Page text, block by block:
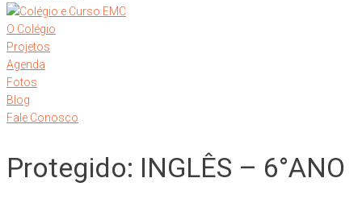
O Colégio
Projetos
Agenda
Fotos
Blog
Fale Conosco
Protegido: INGLÊS – 6°ANO